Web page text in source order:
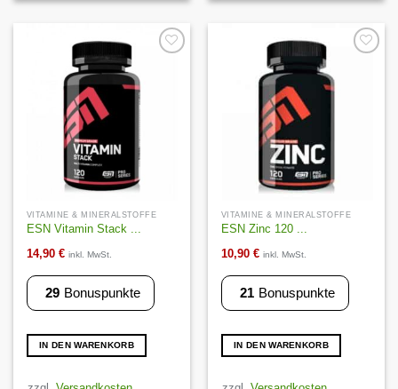
Wunschliste
VITAMINE & MINERALSTOFFE
ESN Vitamin Stack ...
14,90 € inkl. MwSt.
29 Bonuspunkte
IN DEN WARENKORB
Wunschliste
VITAMINE & MINERALSTOFFE
ESN Zinc 120 ...
10,90 € inkl. MwSt.
21 Bonuspunkte
IN DEN WARENKORB